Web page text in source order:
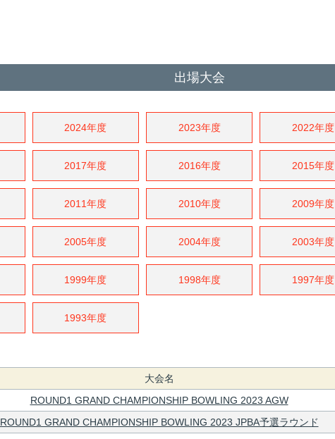
出場大会
2024年度 2023年度 2022年度
2017年度 2016年度 2015年度
2011年度 2010年度 2009年度
2005年度 2004年度 2003年度
1999年度 1998年度 1997年度
1993年度
大会名
ROUND1 GRAND CHAMPIONSHIP BOWLING 2023 AGW
ROUND1 GRAND CHAMPIONSHIP BOWLING 2023 JPBA予選ラウンド